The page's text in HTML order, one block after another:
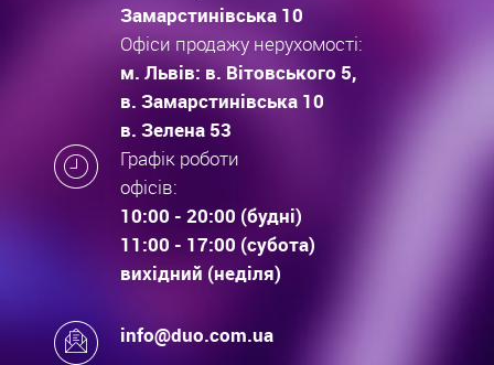
Замарстинівська 10
Офіси продажу нерухомості:
м. Львів: в. Вітовського 5,
в. Замарстинівська 10
в. Зелена 53
Графік роботи
офісів:
10:00 - 20:00 (будні)
11:00 - 17:00 (субота)
вихідний (неділя)
info@duo.com.ua